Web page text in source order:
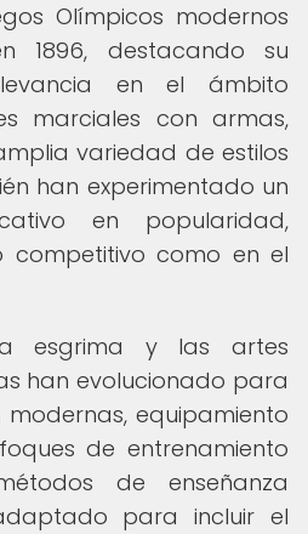
Olímpicos modernos
1896, destacando su
en el ámbito
marciales con armas,
variedad de estilos
han experimentado un
en popularidad,
como en el
esgrima y las artes
han evolucionado para
equipamiento
de entrenamiento
de enseñanza
para incluir el